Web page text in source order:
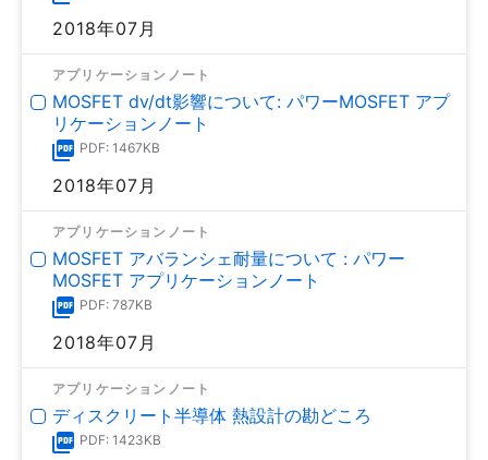
2018年07月
アプリケーションノート
MOSFET dv/dt影響について: パワーMOSFET アプ
リケーションノート
PDF: 1467KB
2018年07月
アプリケーションノート
MOSFET アバランシェ耐量について : パワー
MOSFET アプリケーションノート
PDF: 787KB
2018年07月
アプリケーションノート
ディスクリート半導体 熱設計の勘どころ
PDF: 1423KB